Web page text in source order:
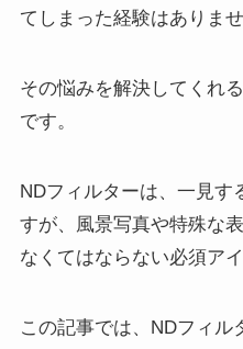
てしまった経験はありま
その悩みを解決してくれる
です。
NDフィルターは、一見す
すが、風景写真や特殊な
なくてはならない必須アイ
この記事では、NDフィル